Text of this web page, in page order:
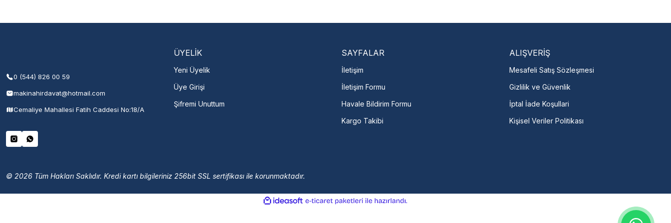
0 (544) 826 00 59
makinahirdavat@hotmail.com
Cemaliye Mahallesi Fatih Caddesi No:18/A
ÜYELİK
Yeni Üyelik
Üye Girişi
Şifremi Unuttum
SAYFALAR
İletişim
İletişim Formu
Havale Bildirim Formu
Kargo Takibi
ALIŞVERİŞ
Mesafeli Satış Sözleşmesi
Gizlilik ve Güvenlik
İptal İade Koşullari
Kişisel Veriler Politikası
© 2026 Tüm Hakları Saklıdır. Kredi kartı bilgileriniz 256bit SSL sertifikası ile korunmaktadır.
ideasoft
e-